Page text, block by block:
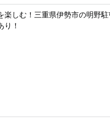
しむ！三重県伊勢市の明野
り！